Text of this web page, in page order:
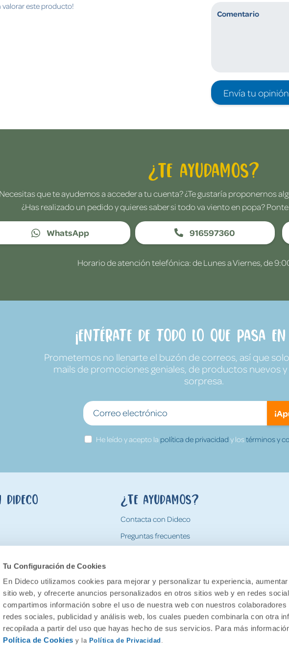
Tu Configuración de Cookies
En Dideco utilizamos cookies para mejorar y personalizar tu experiencia,
sitio web, y ofrecerte anuncios personalizados en otros sitios web y en redes
compartimos información sobre el uso de nuestra web con nuestros colaboradores
redes sociales, publicidad y análisis web, los cuales pueden combinarla con otra
recopilada a partir del uso que hayas hecho de sus servicios. Para más
Política de Cookies y la Política de Privacidad .
valorar este producto!
Envía tu opinión
¿Te ayudamos?
que te ayudemos a acceder a tu cuenta? ¿Te gustaría proponernos
¿Has realizado un pedido y quieres saber si todo va viento en popa?
WhatsApp 916597360
Horario de atención telefónica: de Lunes a Viernes, de
¡Entérate de todo lo que pasa en
Prometemos no llenarte el buzón de correos, así que
mails de promociones geniales, de productos nuevos
sorpresa.
He leído y acepto la política de privacidad y lostérminos y
¿Te ayudamos?
Contacta con Dideco
Preguntas frecuentes
Devoluciones